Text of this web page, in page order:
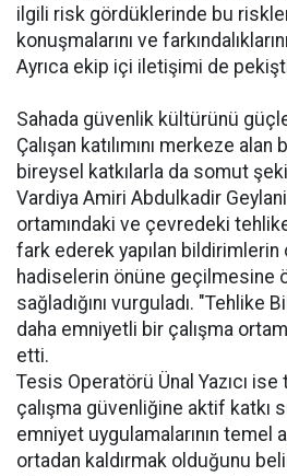
ilgili risk gördüklerinde bu
konuşmalarını ve
Ayrıca ekip içi iletişimi de
Sahada güvenlik kültürünü
Çalışan katılımını merkeze
bireysel katkılarla da somut
Vardiya Amiri Abdulkadir Geylani
ortamındaki ve çevredeki
fark ederek yapılan bildirimlerin
hadiselerin önüne geçilmesine
sağladığını vurguladı. "Tehlike
daha emniyetli bir çalışma
etti.
Tesis Operatörü Ünal Yazıcı
çalışma güvenliğine aktif katkı
emniyet uygulamalarının temel
ortadan kaldırmak olduğunu